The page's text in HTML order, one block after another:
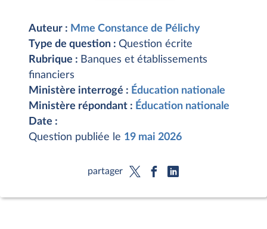
Auteur : Mme Constance de Pélichy
Type de question : Question écrite
Rubrique : Banques et établissements
financiers
Ministère interrogé : Éducation nationale
Ministère répondant : Éducation nationale
Date :
Question publiée le 19 mai 2026
partager